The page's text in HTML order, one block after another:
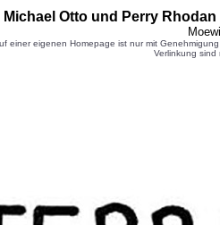
Otto und Perry
einer eigenen Homepage ist nur mit
Verlinkung sind